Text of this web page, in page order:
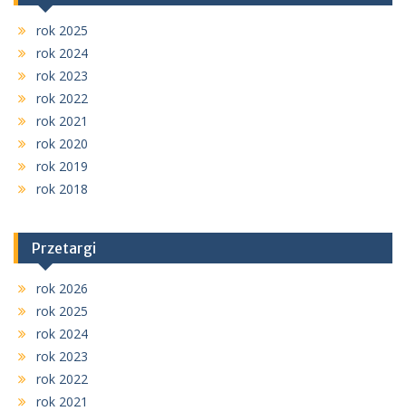
rok 2025
rok 2024
rok 2023
rok 2022
rok 2021
rok 2020
rok 2019
rok 2018
Przetargi
rok 2026
rok 2025
rok 2024
rok 2023
rok 2022
rok 2021